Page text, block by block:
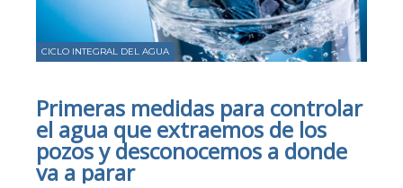
CICLO INTEGRAL DEL AGUA
Primeras medidas para controlar
el agua que extraemos de los
pozos y desconocemos a donde
va a parar